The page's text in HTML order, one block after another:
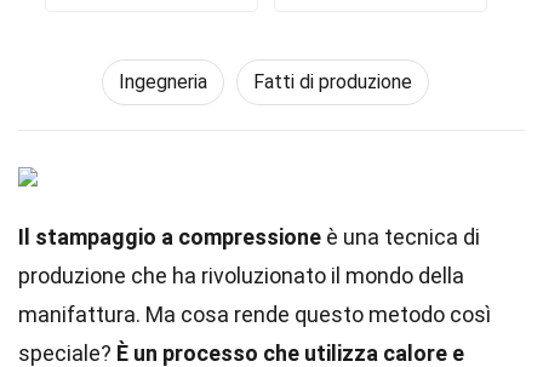
Ingegneria Fatti di produzione
Il stampaggio a compressione è una tecnica di
produzione che ha rivoluzionato il mondo della
manifattura. Ma cosa rende questo metodo così
speciale? È un processo che utilizza calore e